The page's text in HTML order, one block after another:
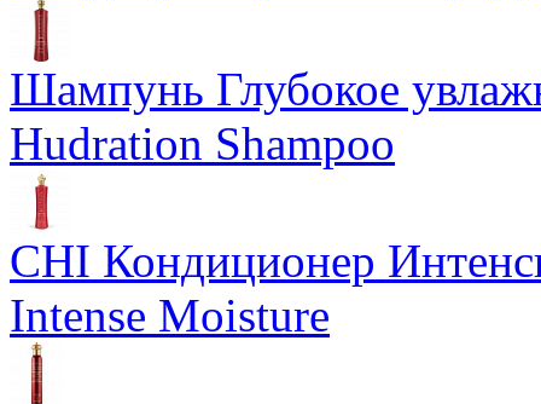
Шампунь Глубокое
Hudration Shampoo
CHI Кондиционер
Intense Moisture